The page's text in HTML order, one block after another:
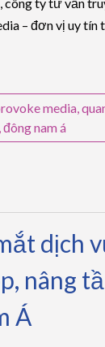
– đơn vị uy tín
media,
,đông nam á
dịch
nâng
Á